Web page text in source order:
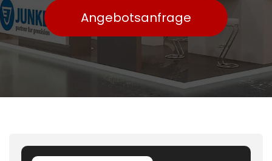
Angebotsanfrage